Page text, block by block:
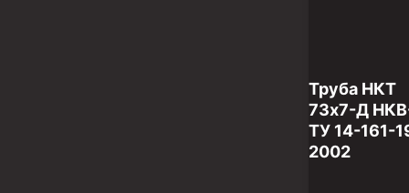
Технологическая оснастка обсадных колонн
Труба НКТ
73х7-Д
ТУ 14-161-
2002